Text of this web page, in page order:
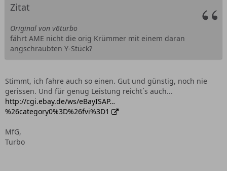
Zitat
Original von v6turbo
fährt AME nicht die orig Krümmer mit einem daran
angschraubten Y-Stück?
Stimmt, ich fahre auch so einen. Gut und günstig, noch nie
gerissen. Und für genug Leistung reicht´s auch...
http://cgi.ebay.de/ws/eBayISAP…
%26category0%3D%26fvi%3D1
MfG,
Turbo